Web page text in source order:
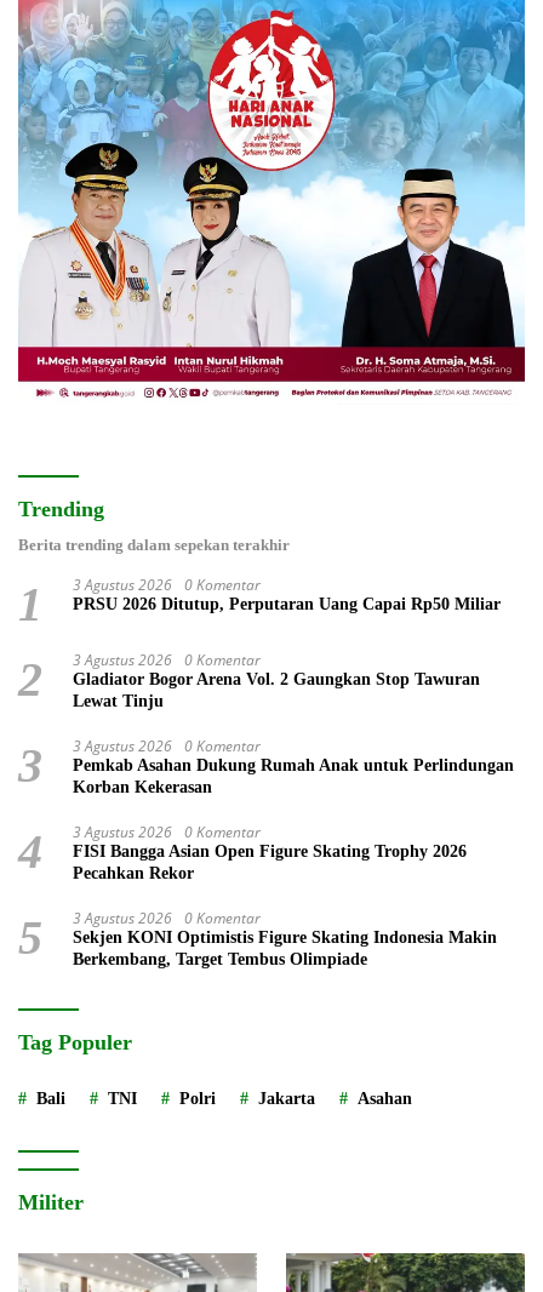
Trending
Berita trending dalam sepekan terakhir
1 3 Agustus 2026 0 Komentar
PRSU 2026 Ditutup, Perputaran Uang Capai Rp50 Miliar
2 3 Agustus 2026 0 Komentar
Gladiator Bogor Arena Vol. 2 Gaungkan Stop Tawuran
Lewat Tinju
3 3 Agustus 2026 0 Komentar
Pemkab Asahan Dukung Rumah Anak untuk Perlindungan
Korban Kekerasan
4 3 Agustus 2026 0 Komentar
FISI Bangga Asian Open Figure Skating Trophy 2026
Pecahkan Rekor
5 3 Agustus 2026 0 Komentar
Sekjen KONI Optimistis Figure Skating Indonesia Makin
Berkembang, Target Tembus Olimpiade
Tag Populer
Bali TNI Polri Jakarta Asahan
Militer